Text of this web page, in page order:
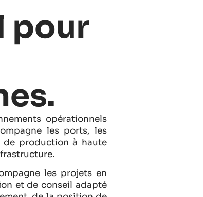
pour
opérationnels
les ports, les
de production à haute
les projets en
et de conseil adapté